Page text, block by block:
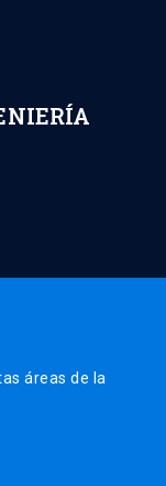
áreas de la